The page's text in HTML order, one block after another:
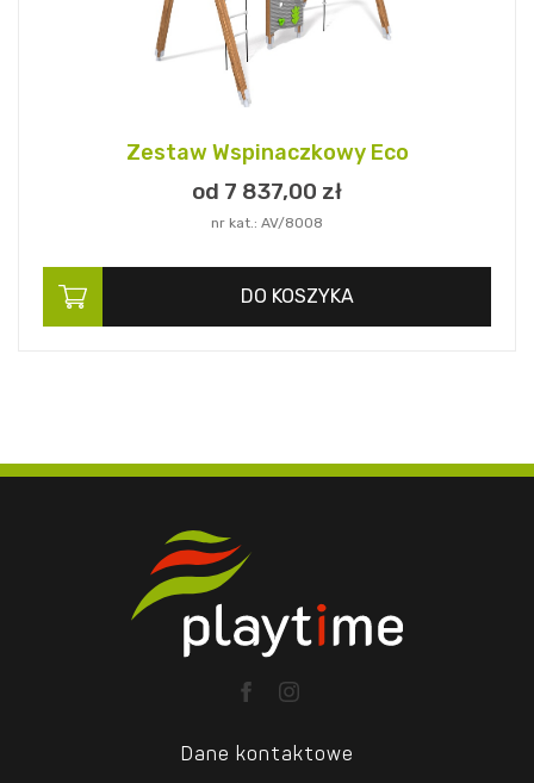
Zestaw Wspinaczkowy Eco
od 7 837,00 zł
nr kat.: AV/8008
DO KOSZYKA
Dane kontaktowe